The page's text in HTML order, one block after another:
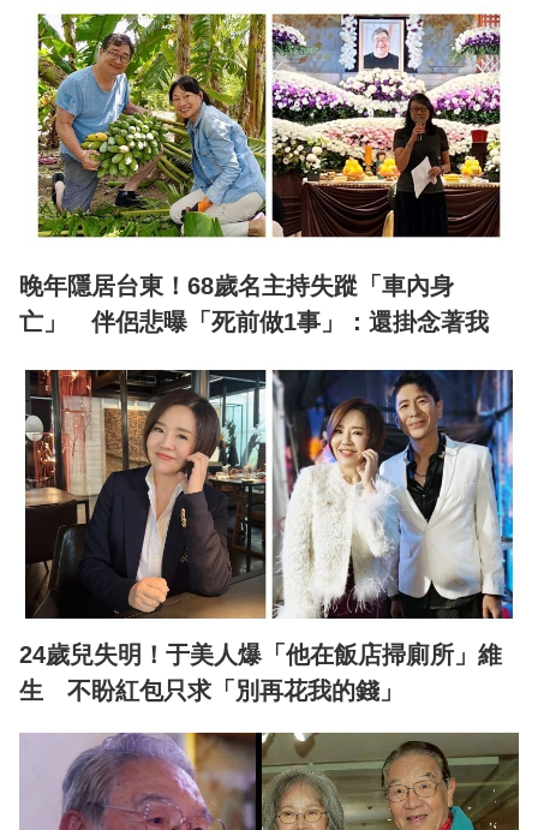
晚年隱居台東！68歲名主持失蹤「車內身
亡」 伴侶悲曝「死前做1事」：還掛念著我
24歲兒失明！于美人爆「他在飯店掃廁所」維
生 不盼紅包只求「別再花我的錢」